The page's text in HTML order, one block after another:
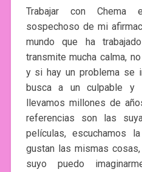
Trabajar con
sospechoso de mi
mundo que ha
transmite mucha calma,
y si hay un problema se
busca a un culpable y
llevamos millones de
referencias son las
películas, escuchamos
gustan las mismas
suyo puedo